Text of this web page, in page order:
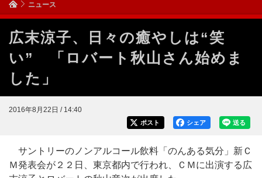
ニュース
広末涼子、日々の癒やしは“笑
い” 「ロバート秋山さん始めま
した」
2016年8月22日 / 14:40
送る
シェア
ポスト
サントリーのノンアルコール飲料「のんある気分」新Ｃ
Ｍ発表会が２２日、東京都内で行われ、ＣＭに出演する広